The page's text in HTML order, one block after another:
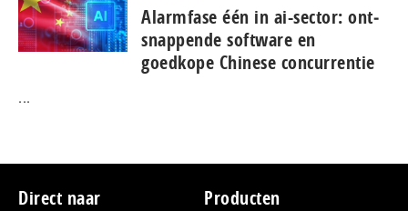
Alarmfase één in ai-sector: ont­
snap­pen­de software en
goedkope Chinese con­cur­ren­tie
...
Footer
Direct naar Producten